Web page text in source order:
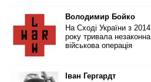
Володимир Бойко
На Сході України з 2014
року тривала незаконна
військова операція
Іван Гергардт